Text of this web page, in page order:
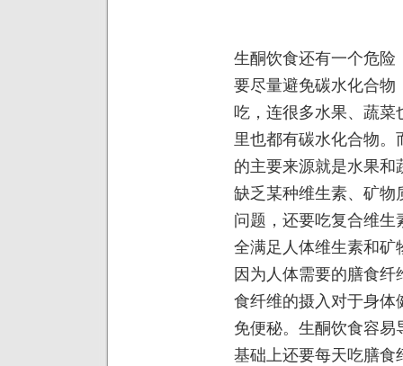
生酮饮食还有一个危险
要尽量避免碳水化合物
吃，连很多水果、蔬菜
里也都有碳水化合物
的主要来源就是水果
缺乏某种维生素、矿物
问题，还要吃复合维
全满足人体维生素和矿
因为人体需要的膳食
食纤维的摄入对于身体
免便秘。生酮饮食容
基础上还要每天吃膳食